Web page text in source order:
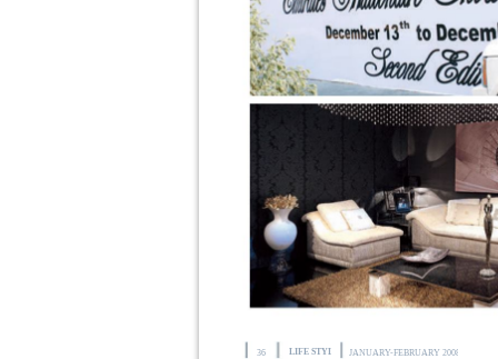
36 LIFE STYLE JANUARY-FEBRUARY 2008